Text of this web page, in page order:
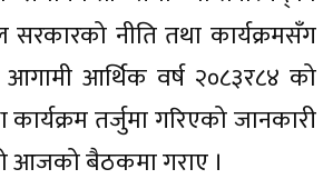
सरकारको नीति तथा कार्यक्रमसँग
आगामी आर्थिक वर्ष २०८३र८४ को
तर्जुमा गरिएको जानकारी
आजको बैठकमा गराए ।